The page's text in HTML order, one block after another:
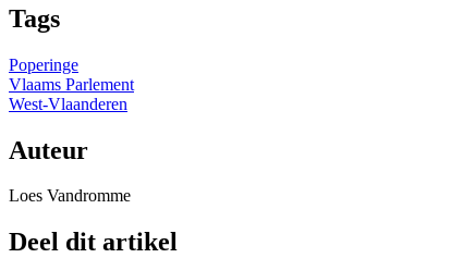
Tags
Poperinge
Vlaams Parlement
West-Vlaanderen
Auteur
Loes Vandromme
Deel dit artikel